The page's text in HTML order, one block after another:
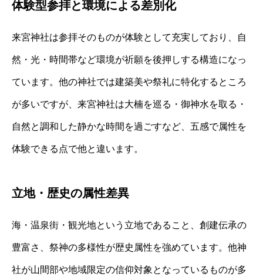
体験型参拝と環境による差別化
来宮神社は参拝そのものが体験として充実しており、自
然・光・時間帯など環境が祈願を後押しする構造になっ
ています。他の神社では建築美や祭礼に特化するところ
が多いですが、来宮神社は大楠を巡る・御神水を取る・
自然と調和した静かな時間を過ごすなど、五感で属性を
体験できる点で他と違います。
立地・歴史の属性差異
海・温泉街・観光地という立地であること、創建伝承の
豊富さ、祭神の多様性が歴史属性を強めています。他神
社が山間部や地域限定の信仰対象となっているものが多